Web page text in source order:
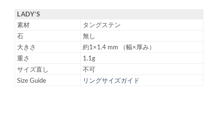
LADY’S
素材
タングステン
石
無し
大きさ
約1×1.4 mm （幅×厚み）
重さ
1.1g
サイズ直し
不可
Size Guide
リングサイズガイド